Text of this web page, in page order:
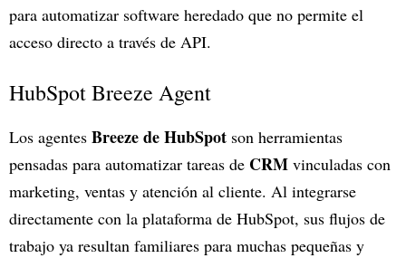
para automatizar software heredado que no permite el
acceso directo a través de API.
HubSpot Breeze Agent
Los agentes Breeze de HubSpot son herramientas
pensadas para automatizar tareas de CRM vinculadas con
marketing, ventas y atención al cliente. Al integrarse
directamente con la plataforma de HubSpot, sus flujos de
trabajo ya resultan familiares para muchas pequeñas y